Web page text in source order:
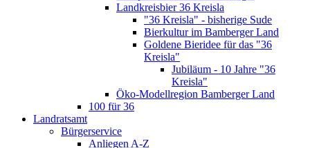
Landkreisbier 36 Kreisla
"36 Kreisla" - bisherige Sude
Bierkultur im Bamberger Land
Goldene Bieridee für das "36
Kreisla"
Jubiläum - 10 Jahre "36
Kreisla"
Öko-Modellregion Bamberger Land
100 für 36
Landratsamt
Bürgerservice
Anliegen A-Z